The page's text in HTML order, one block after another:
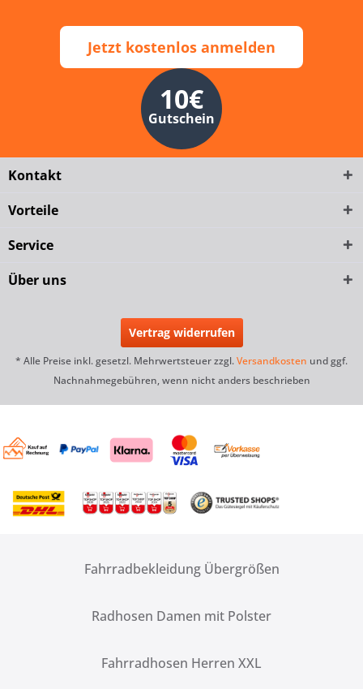
Jetzt kostenlos anmelden
10€
Gutschein
Kontakt
Vorteile
Service
Über uns
Vertrag widerrufen
* Alle Preise inkl. gesetzl. Mehrwertsteuer zzgl.Versandkosten und ggf.
Nachnahmegebühren, wenn nicht anders beschrieben
Fahrradbekleidung Übergrößen
Radhosen Damen mit Polster
Fahrradhosen Herren XXL